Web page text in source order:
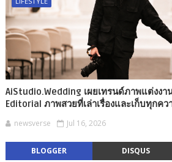
AiStudio.Wedding เผยเทรนด์ภาพแต่งง
Editorial ภาพสวยที่เล่าเรื่องและเก็บทุกคว
newsverse Jul 16, 2026
BLOGGER DISQUS